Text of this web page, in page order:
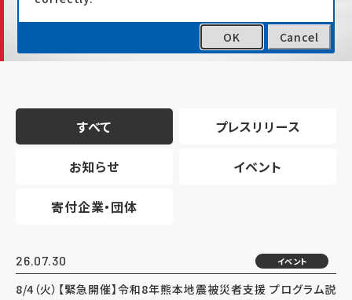
すべて プレスリリース
お知らせ イベント
寄付企業・団体
26.07.30 イベント
8/4（火）【緊急開催】令和8年熊本地震被災者支援 プログラム説
OK Cancel